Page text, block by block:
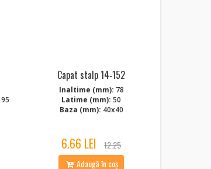
95
Capat stalp 14‑152
Inaltime (mm): 78
Latime (mm): 50
Baza (mm): 40x40
6.66 LEI 12.25
Adaugă în coș